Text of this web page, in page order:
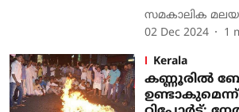
സമകാലിക
02 Dec 2024
1
Kerala
കണ്ണൂരില്‍